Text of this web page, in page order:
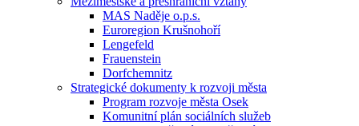
MAS Naděje o.p.s.
Euroregion Krušnohoří
Lengefeld
Frauenstein
Dorfchemnitz
Strategické dokumenty k rozvoji města
Program rozvoje města Osek
Komunitní plán sociálních služeb